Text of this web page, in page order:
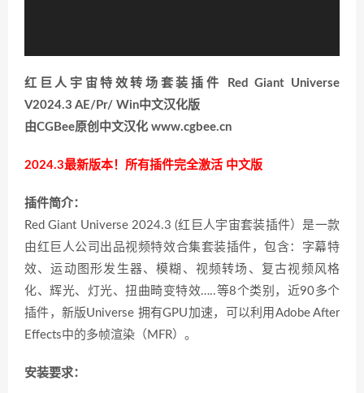
红巨人宇宙特效转场套装插件 Red Giant Universe
V2024.3 AE/Pr/ Win中文汉化版
由CGBee原创中文汉化 www.cgbee.cn
2024.3最新版本！ 所有插件完全激活 中文版
插件简介：
Red Giant Universe 2024.3 (红巨人宇宙套装插件）是一款
由红巨人公司出品视频特效合集套装插件，包含：字幕特
效、运动图形发生器、模糊、视频转场、复古视频风格
化、辉光、灯光、扭曲畸变特效…..等8个类别，近90多个
插件，新版Universe 拥有GPU加速，可以利用Adobe After
Effects中的多帧渲染（MFR）。
安装要求：